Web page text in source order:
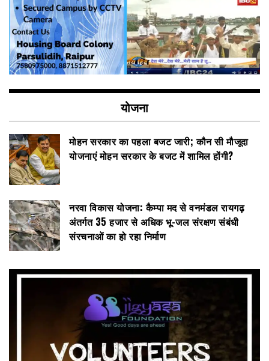
योजना
मोहन सरकार का पहला बजट जारी; कौन सी मौजूदा
योजनाएं मोहन सरकार के बजट में शामिल होंगी?
नरवा विकास योजना: कैम्पा मद से वनमंडल रायगढ़
अंतर्गत 35 हजार से अधिक भू-जल संरक्षण संबंधी
संरचनाओं का हो रहा निर्माण